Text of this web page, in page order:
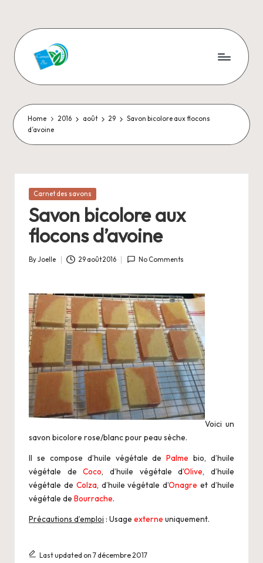
content
C
a
r
n
t
s
-
B
i
Cosmétiques
naturels
Home 2016 août 29
Savon bicolore aux flocons
d’avoine
Posted
Carnet des savons
Savon bicolore aux
flocons d’avoine
Posted
ByJoelle 29 août 2016 No Comments
Voici un
savon bicolore rose/blanc pour peau sèche.
Il se compose d’huile végétale dePalme bio, d’huile
végétale deCoco, d’huile végétale d’Olive, d’huile
végétale de Colza, d’huile végétale d’Onagre et d’huile
végétale de Bourrache.
Précautions d’emploi : Usage externe uniquement.
Last updated on 7 décembre 2017